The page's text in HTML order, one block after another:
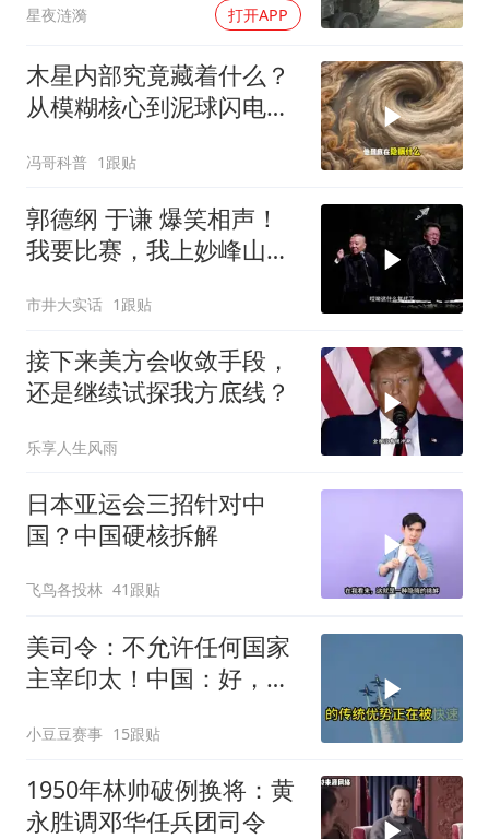
星夜涟漪 打开APP
木星内部究竟藏着什么？
从模糊核心到泥球闪电，
冯哥科普 1跟贴
郭德纲 于谦 爆笑相声！
我要比赛，我上妙峰山干
祖庙
市井大实话 1跟贴
接下来美方会收敛手段，
还是继续试探我方底线？
乐享人生风雨
日本亚运会三招针对中
国？中国硬核拆解
飞鸟各投林 41跟贴
美司令：不允许任何国家
主宰印太！中国：好，轰
小豆豆赛事 15跟贴
1950年林帅破例换将：黄
永胜调邓华任兵团司令